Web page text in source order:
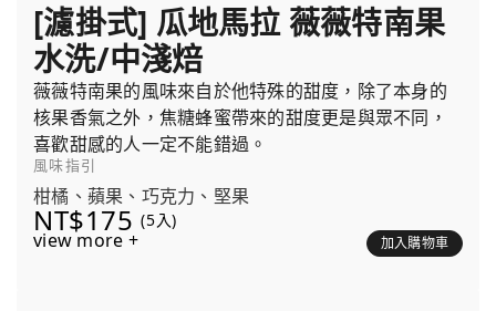
[濾掛式] 瓜地馬拉 薇薇特南果
水洗/中淺焙
薇薇特南果的風味來自於他特殊的甜度，除了本身的
核果香氣之外，焦糖蜂蜜帶來的甜度更是與眾不同，
喜歡甜感的人一定不能錯過。
風味指引
柑橘、蘋果、巧克力、堅果
NT$175 (5入)
view more + 加入購物車